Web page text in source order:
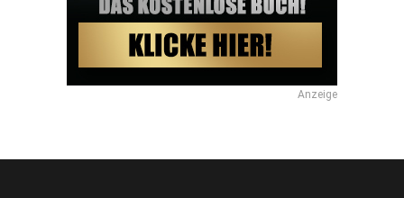
Anzeige